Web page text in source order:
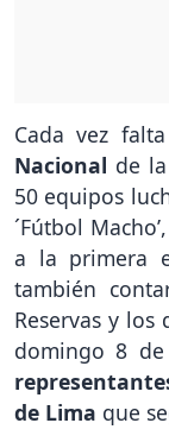
Cada vez
Nacional de la
50 equipos
´Fútbol
a la primera
también
Reservas y los
domingo 8
de Lima que